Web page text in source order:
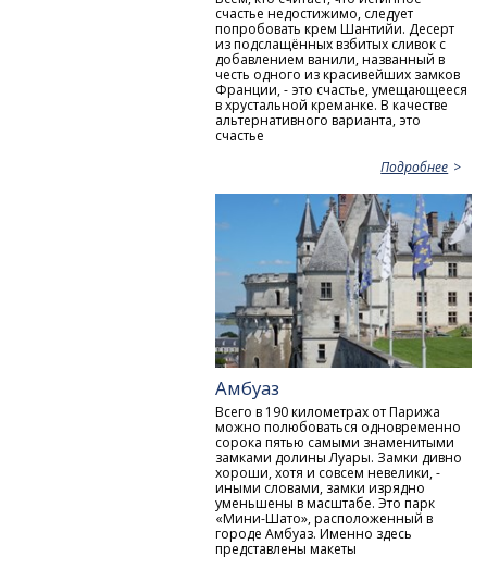
счастье недостижимо, следует
попробовать крем Шантийи. Десерт
из подслащённых взбитых сливок с
добавлением ванили, названный в
честь одного из красивейших замков
Франции, - это счастье, умещающееся
в хрустальной креманке. В качестве
альтернативного варианта, это
счастье
Подробнее
Амбуаз
Всего в 190 километрах от Парижа
можно полюбоваться одновременно
сорока пятью самыми знаменитыми
замками долины Луары. Замки дивно
хороши, хотя и совсем невелики, -
иными словами, замки изрядно
уменьшены в масштабе. Это парк
«Мини-Шато», расположенный в
городе Амбуаз. Именно здесь
представлены макеты